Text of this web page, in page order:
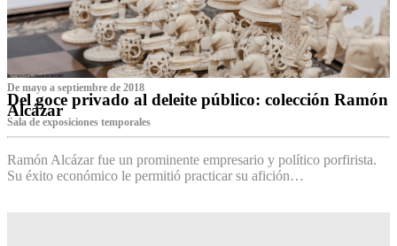
De mayo a septiembre de 2018
Del goce privado al deleite público: colección Ramón
Alcázar
Sala de exposiciones temporales
Ramón Alcázar fue un prominente empresario y político porfirista.
Su éxito económico le permitió practicar su afición…